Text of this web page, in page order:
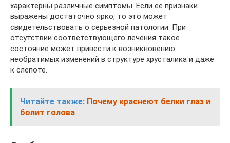
характерны различные симптомы. Если ее признаки
выражены достаточно ярко, то это может
свидетельствовать о серьезной патологии. При
отсутствии соответствующего лечения такое
состояние может привести к возникновению
необратимых изменений в структуре хрусталика и даже
к слепоте.
Читайте также: Почему краснеют белки глаз и
болит голова